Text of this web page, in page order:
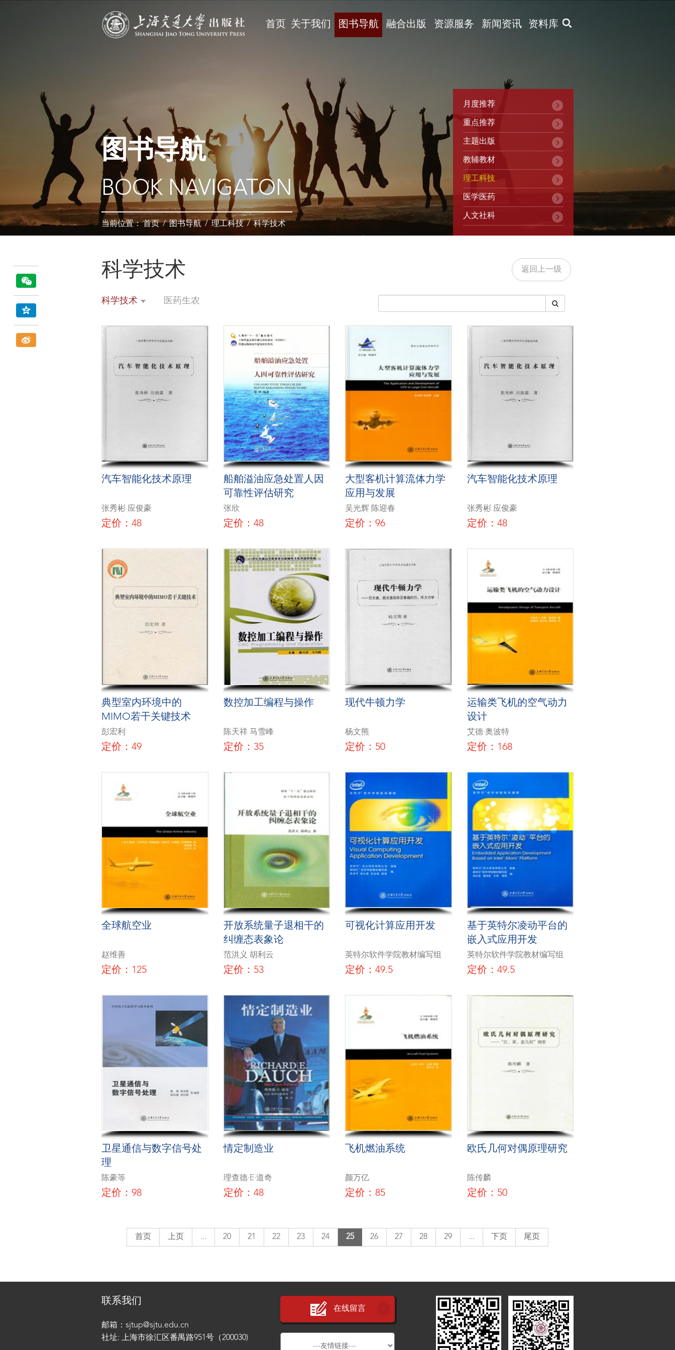
X
首页 关于我们 图书导航 融合出版 资源服务 新闻资讯 资料库
图书导航
BOOK NAVIGATON
当前位置：首页/图书导航 / 理工科技 / 科学技术
月度推荐
重点推荐
主题出版
教辅教材
理工科技
医学医药
人文社科
科学技术 返回上一级
科学技术 医药生农
汽车智能化技术原理
张秀彬 应俊豪
定价：48
船舶溢油应急处置人因
可靠性评估研究
张欣
定价：48
大型客机计算流体力学
应用与发展
吴光辉 陈迎春
定价：96
汽车智能化技术原理
张秀彬 应俊豪
定价：48
典型室内环境中的
MIMO若干关键技术
彭宏利
定价：49
数控加工编程与操作
陈天祥 马雪峰
定价：35
现代牛顿力学
杨文熊
定价：50
运输类飞机的空气动力
设计
艾德·奥波特
定价：168
全球航空业
赵维善
定价：125
开放系统量子退相干的
纠缠态表象论
范洪义 胡利云
定价：53
可视化计算应用开发
英特尔软件学院教材编写组
定价：49.5
基于英特尔凌动平台的
嵌入式应用开发
英特尔软件学院教材编写组
定价：49.5
卫星通信与数字信号处
理
陈豪等
定价：98
情定制造业
理查德·E·道奇
定价：48
飞机燃油系统
颜万亿
定价：85
欧氏几何对偶原理研究
陈传麟
定价：50
首页 上页 ... 20 21 22 23 24 25 26 27 28 29 ... 下页 尾页
联系我们
邮箱：sjtup@sjtu.edu.cn
社址: 上海市徐汇区番禺路951号（200030)
在线留言